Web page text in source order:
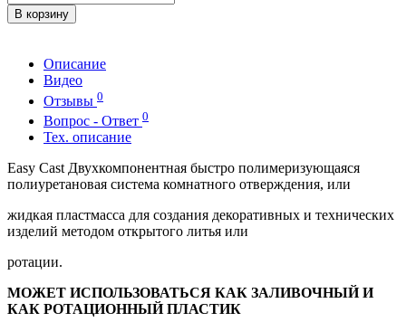
В корзину
Описание
Видео
Отзывы 0
Вопрос - Ответ 0
Тех. описание
Easy Cast Двухкомпонентная быстро полимеризующаяся
полиуретановая система комнатного отверждения, или
жидкая пластмасса для создания декоративных и технических
изделий методом открытого литья или
ротации.
МОЖЕТ ИСПОЛЬЗОВАТЬСЯ КАК ЗАЛИВОЧНЫЙ И
КАК РОТАЦИОННЫЙ ПЛАСТИК